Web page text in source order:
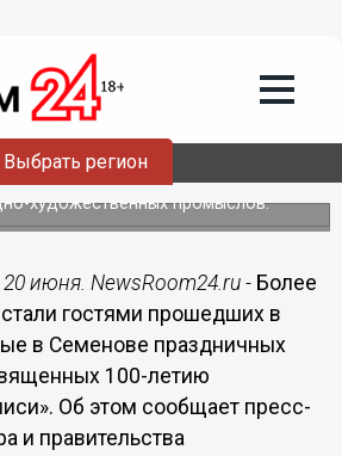
Выбрать регион
человек стали гостями
летия «Хохломской
фестиваля представили более
художественных промыслов.
июня. NewsRoom24.ru - Более
гостями прошедших в
в Семенове праздничных
100-летию
Об этом сообщает пресс-
и правительства